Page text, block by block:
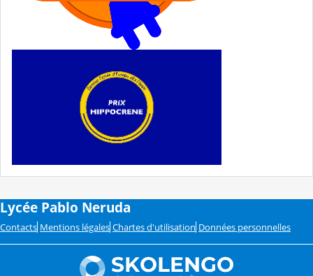
Lycée Pablo Neruda
Contacts Mentions légales Chartes d'utilisation Données personnelles